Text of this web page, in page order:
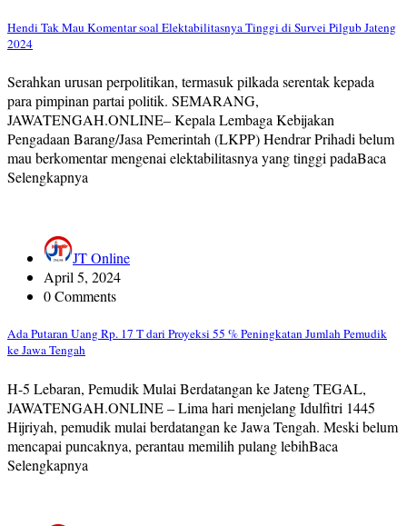
Hendi Tak Mau Komentar soal Elektabilitasnya Tinggi di Survei Pilgub Jateng
2024
Serahkan urusan perpolitikan, termasuk pilkada serentak kepada
para pimpinan partai politik. SEMARANG,
JAWATENGAH.ONLINE– Kepala Lembaga Kebijakan
Pengadaan Barang/Jasa Pemerintah (LKPP) Hendrar Prihadi belum
mau berkomentar mengenai elektabilitasnya yang tinggi padaBaca
Selengkapnya
JT Online
April 5, 2024
0 Comments
Ada Putaran Uang Rp. 17 T dari Proyeksi 55 % Peningkatan Jumlah Pemudik
ke Jawa Tengah
H-5 Lebaran, Pemudik Mulai Berdatangan ke Jateng TEGAL,
JAWATENGAH.ONLINE – Lima hari menjelang Idulfitri 1445
Hijriyah, pemudik mulai berdatangan ke Jawa Tengah. Meski belum
mencapai puncaknya, perantau memilih pulang lebihBaca
Selengkapnya